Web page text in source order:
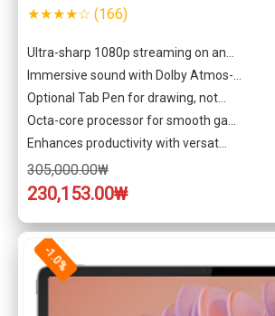
★★★★☆ (166)
Ultra-sharp 1080p streaming on an…
Immersive sound with Dolby Atmos-…
Optional Tab Pen for drawing, not…
Octa-core processor for smooth ga…
Enhances productivity with versat…
Portable and stylish design
305,000.00₩
230,153.00₩
-1.0%